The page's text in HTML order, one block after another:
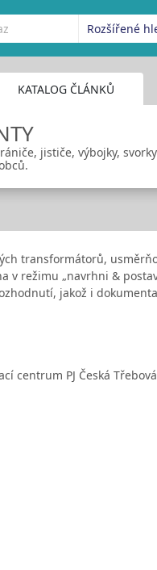
Rozšířené
KATALOG ČLÁNKŮ
jističe, výbojky,
transformátorů,
v režimu „navrhni &
jakož i
centrum PJ Česká